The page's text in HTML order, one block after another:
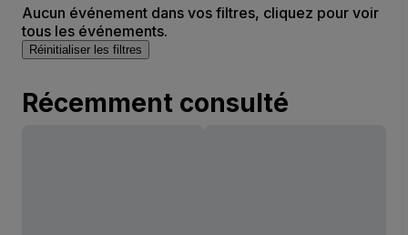
Aucun événement dans vos filtres, cliquez pour voir
tous les événements.
Réinitialiser les filtres
Récemment consulté